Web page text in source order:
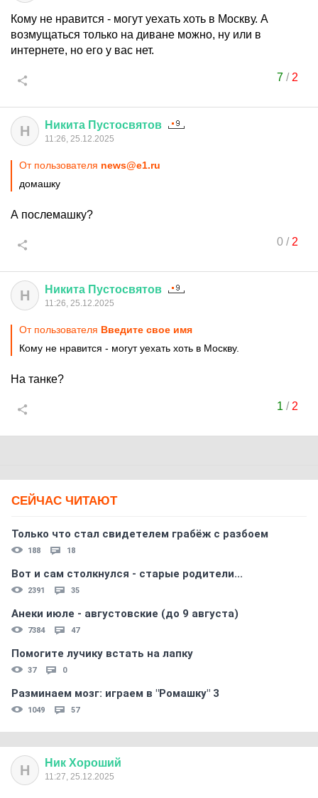
Кому не нравится - могут уехать хоть в Москву. А
возмущаться только на диване можно, ну или в
интернете, но его у вас нет.
7/ 2
Н Никита Пустосвятов
11:26, 25.12.2025
От пользователя news@e1.ru
домашку
А послемашку?
0/ 2
Н Никита Пустосвятов
11:26, 25.12.2025
От пользователя Введите свое имя
Кому не нравится - могут уехать хоть в Москву.
На танке?
1 / 2
СЕЙЧАС ЧИТАЮТ
Только что стал свидетелем грабёж с разбоем
188 18
Вот и сам столкнулся - старые родители...
2391 35
Анеки июле - августовские (до 9 августа)
7384 47
Помогите лучику встать на лапку
37 0
Разминаем мозг: играем в "Ромашку" 3
1049 57
Н Ник Хороший
11:27, 25.12.2025